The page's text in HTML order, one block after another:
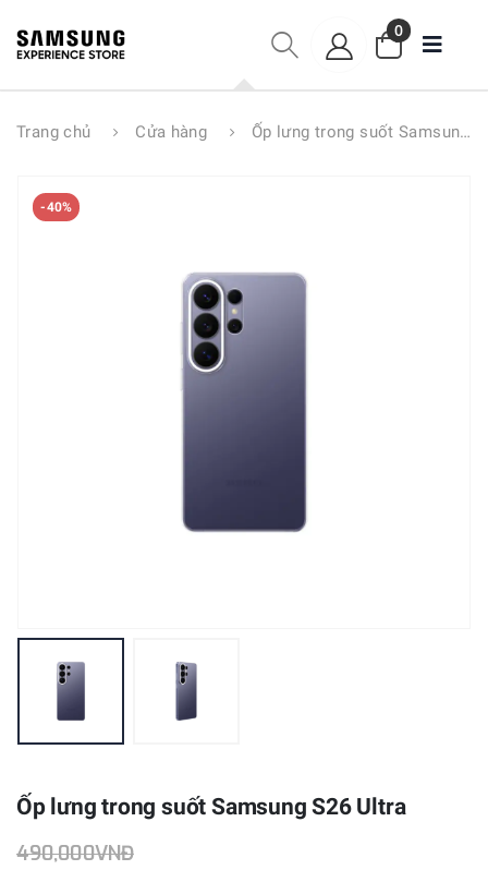
0
Trang chủ Cửa hàng Ốp lưng trong suốt Samsung S26 Ultra
-40%
Ốp lưng trong suốt Samsung S26 Ultra
490,000VNĐ